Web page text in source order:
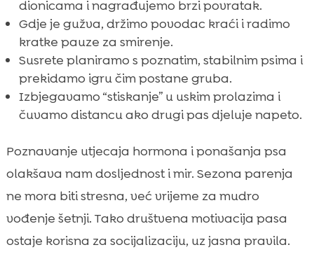
dionicama i nagrađujemo brzi povratak.
Gdje je gužva, držimo povodac kraći i radimo
kratke pauze za smirenje.
Susrete planiramo s poznatim, stabilnim psima i
prekidamo igru čim postane gruba.
Izbjegavamo “stiskanje” u uskim prolazima i
čuvamo distancu ako drugi pas djeluje napeto.
Poznavanje utjecaja hormona i ponašanja psa
olakšava nam dosljednost i mir. Sezona parenja
ne mora biti stresna, već vrijeme za mudro
vođenje šetnji. Tako društvena motivacija pasa
ostaje korisna za socijalizaciju, uz jasna pravila.